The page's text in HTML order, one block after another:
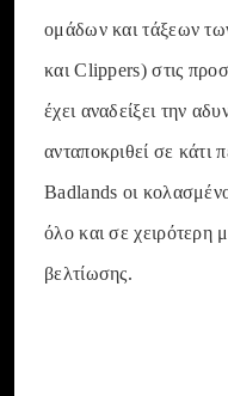
ομάδων και τάξεων
και Clippers) στις
έχει αναδείξει την
ανταποκριθεί σε
Badlands οι
όλο και σε χειρότερη
βελτίωσης.